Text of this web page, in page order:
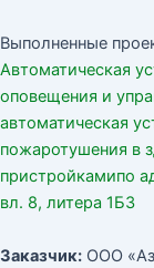
Выполненные
Автоматическая
оповещения и
автоматическая
пожаротушения в
пристройкамипо
вл. 8, литера 1Б3
Заказчик: ООО